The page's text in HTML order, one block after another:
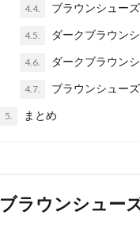
4.4. ブラウンシュー
4.5. ダークブラウン
4.6. ダークブラウン
4.7. ブラウンシュー
5. まとめ
ブラウンシュー